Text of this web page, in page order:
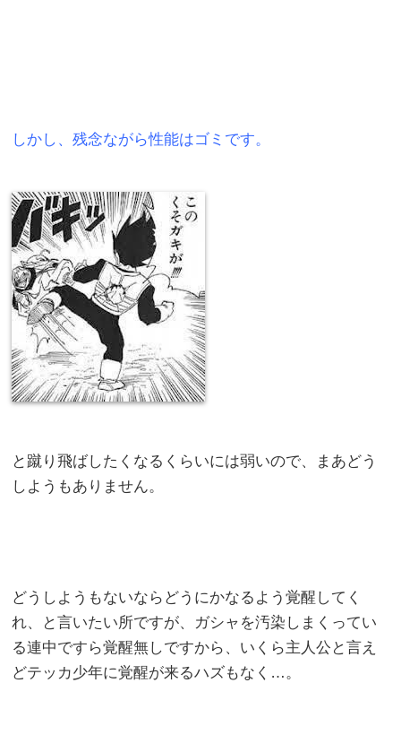
しかし、残念ながら性能はゴミです。
と蹴り飛ばしたくなるくらいには弱いので、まあどう
しようもありません。
どうしようもないならどうにかなるよう覚醒してく
れ、と言いたい所ですが、ガシャを汚染しまくってい
る連中ですら覚醒無しですから、いくら主人公と言え
どテッカ少年に覚醒が来るハズもなく…。